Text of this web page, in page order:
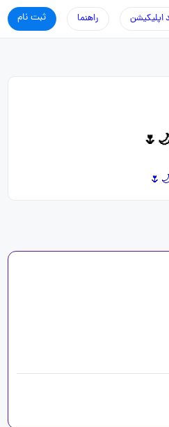
ثبت نام راهنما اپلیکیشن